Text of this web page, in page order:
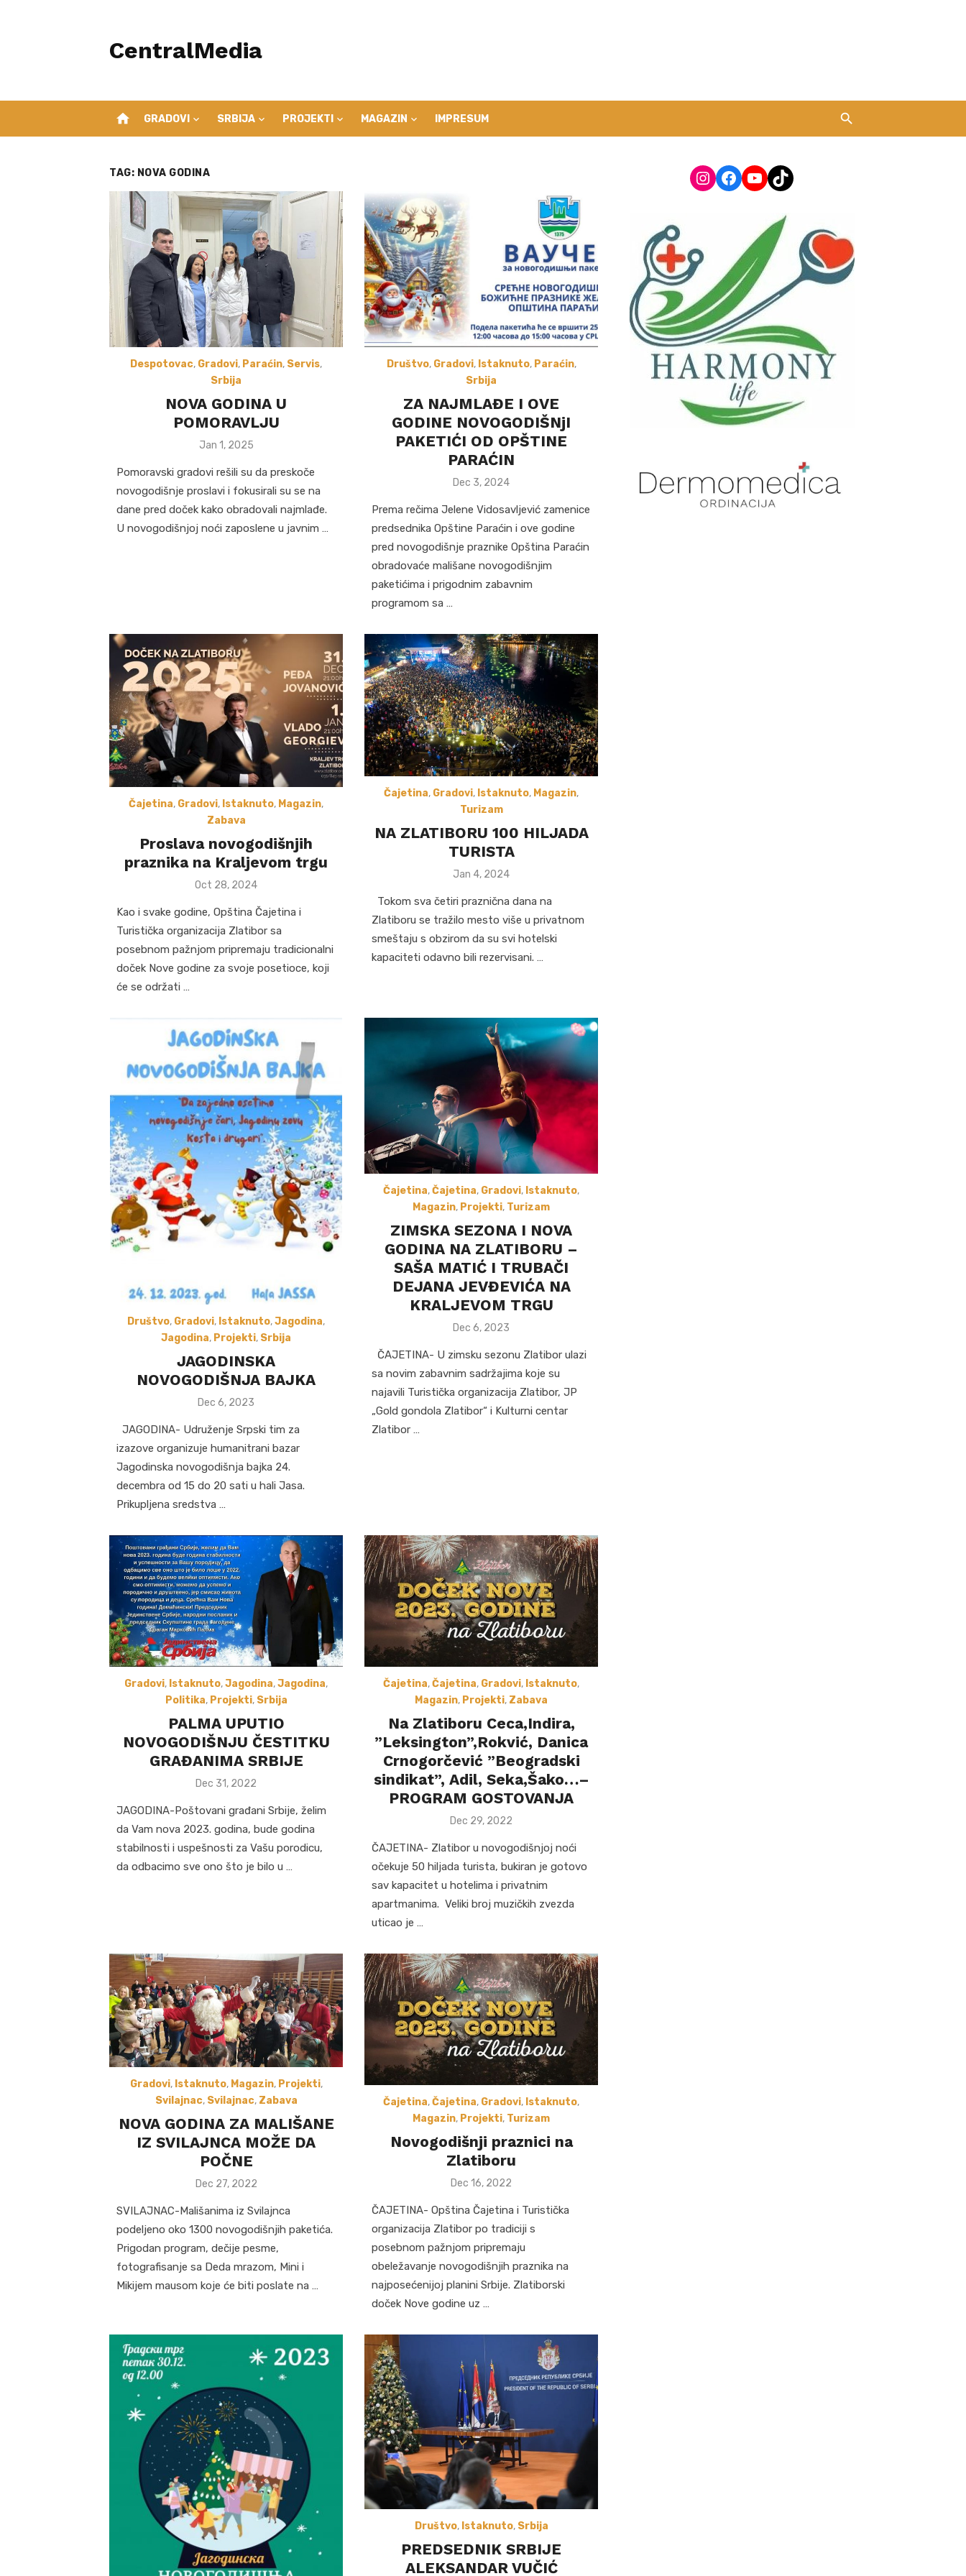
CentralMedia
home GRADOVI SRBIJA PROJEKTI MAGAZIN IMPRESUM
TAG: NOVA GODINA
Despotovac, Gradovi, Paraćin, Servis,
Srbija
NOVA GODINA U
POMORAVLJU
Posted
Jan 1, 2025
Pomoravski gradovi rešili su da preskoče
novogodišnje proslavi i fokusirali su se na
dane pred doček kako obradovali najmlađe.
U novogodišnjoj noći zaposlene u javnim …
Društvo, Gradovi, Istaknuto, Paraćin,
Srbija
ZA NAJMLAĐE I OVE
GODINE NOVOGODIŠNjI
PAKETIĆI OD OPŠTINE
PARAĆIN
Posted
Dec 3, 2024
Prema rečima Jelene Vidosavljević zamenice
predsednika Opštine Paraćin i ove godine
pred novogodišnje praznike Opština Paraćin
obradovaće mališane novogodišnjim
paketićima i prigodnim zabavnim
programom sa …
Čajetina, Gradovi, Istaknuto, Magazin,
Zabava
Proslava novogodišnjih
praznika na Kraljevom trgu
Posted
Oct 28, 2024
Kao i svake godine, Opština Čajetina i
Turistička organizacija Zlatibor sa
posebnom pažnjom pripremaju tradicionalni
doček Nove godine za svoje posetioce, koji
će se održati …
Čajetina, Gradovi, Istaknuto, Magazin,
Turizam
NA ZLATIBORU 100 HILJADA
TURISTA
Posted
Jan 4, 2024
Tokom sva četiri praznična dana na
Zlatiboru se tražilo mesto više u privatnom
smeštaju s obzirom da su svi hotelski
kapaciteti odavno bili rezervisani. …
Društvo, Gradovi, Istaknuto,Jagodina,
Jagodina, Projekti, Srbija
JAGODINSKA
NOVOGODIŠNJA BAJKA
Posted
Dec 6, 2023
JAGODINA- Udruženje Srpski tim za
izazove organizuje humanitrani bazar
Jagodinska novogodišnja bajka 24.
decembra od 15 do 20 sati u hali Jasa.
Prikupljena sredstva …
Čajetina,Čajetina, Gradovi, Istaknuto,
Magazin, Projekti, Turizam
ZIMSKA SEZONA I NOVA
GODINA NA ZLATIBORU –
SAŠA MATIĆ I TRUBAČI
DEJANA JEVĐEVIĆA NA
KRALJEVOM TRGU
Posted
Dec 6, 2023
ČAJETINA- U zimsku sezonu Zlatibor ulazi
sa novim zabavnim sadržajima koje su
najavili Turistička organizacija Zlatibor, JP
„Gold gondola Zlatibor“ i Kulturni centar
Zlatibor …
Gradovi, Istaknuto,Jagodina,Jagodina,
Politika, Projekti, Srbija
PALMA UPUTIO
NOVOGODIŠNJU ČESTITKU
GRAĐANIMA SRBIJE
Posted
Dec 31, 2022
JAGODINA-Poštovani građani Srbije, želim
da Vam nova 2023. godina, bude godina
stabilnosti i uspešnosti za Vašu porodicu,
da odbacimo sve ono što je bilo u …
Čajetina,Čajetina, Gradovi, Istaknuto,
Magazin, Projekti, Zabava
Na Zlatiboru Ceca,Indira,
”Leksington”,Rokvić, Danica
Crnogorčević ”Beogradski
sindikat”, Adil, Seka,Šako…–
PROGRAM GOSTOVANJA
Posted
Dec 29, 2022
ČAJETINA- Zlatibor u novogodišnjoj noći
očekuje 50 hiljada turista, bukiran je gotovo
sav kapacitet u hotelima i privatnim
apartmanima. Veliki broj muzičkih zvezda
uticao je …
Gradovi, Istaknuto, Magazin, Projekti,
Svilajnac, Svilajnac, Zabava
NOVA GODINA ZA MALIŠANE
IZ SVILAJNCA MOŽE DA
POČNE
Posted
Dec 27, 2022
SVILAJNAC-Mališanima iz Svilajnca
podeljeno oko 1300 novogodišnjih paketića.
Prigodan program, dečije pesme,
fotografisanje sa Deda mrazom, Mini i
Mikijem mausom koje će biti poslate na …
Čajetina,Čajetina, Gradovi, Istaknuto,
Magazin, Projekti, Turizam
Novogodišnji praznici na
Zlatiboru
Posted
Dec 16, 2022
ČAJETINA- Opština Čajetina i Turistička
organizacija Zlatibor po tradiciji s
posebnom pažnjom pripremaju
obeležavanje novogodišnjih praznika na
najposećenijoj planini Srbije. Zlatiborski
doček Nove godine uz …
Društvo, Istaknuto, Srbija
PREDSEDNIK SRBIJE
ALEKSANDAR VUČIĆ
Instagram
Facebook
YouTube
TikTok